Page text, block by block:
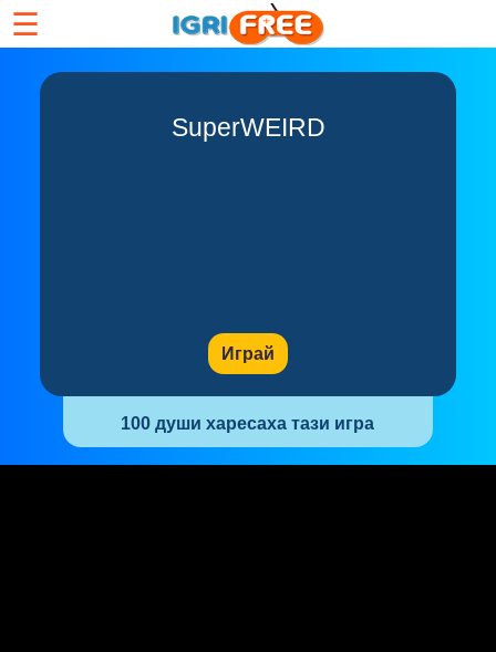
☰
SuperWEIRD
Играй
100 души харесаха тази игра